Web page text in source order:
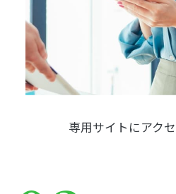
専用サイトにアク